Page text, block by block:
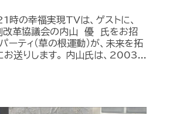
時の幸福実現TVは、ゲストに、
革協議会の内山 優 氏をお招
パーティ（草の根運動）が、未来を拓
お送りします。 内山氏は、2003...